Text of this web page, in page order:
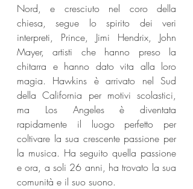
Nord, e cresciuto nel coro della
chiesa, segue lo spirito dei veri
interpreti, Prince, Jimi Hendrix, John
Mayer, artisti che hanno preso la
chitarra e hanno dato vita alla loro
magia. Hawkins è arrivato nel Sud
della California per motivi scolastici,
ma Los Angeles è diventata
rapidamente il luogo perfetto per
coltivare la sua crescente passione per
la musica. Ha seguito quella passione
e ora, a soli 26 anni, ha trovato la sua
comunità e il suo suono.